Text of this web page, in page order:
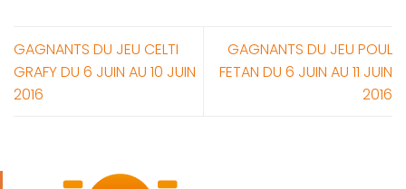
GAGNANTS DU JEU CELTI
GRAFY DU 6 JUIN AU 10 JUIN
2016
GAGNANTS DU JEU POUL
FETAN DU 6 JUIN AU 11 JUIN
2016